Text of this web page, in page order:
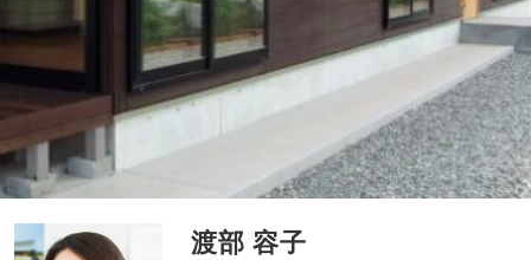
渡部 容子